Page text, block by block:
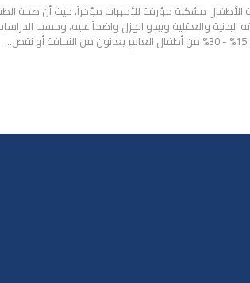
الأطفال مشكلة مؤرقة للأمهات مؤخراً، حيث أن صحة
البدنية والعقلية ويبدو الهزل واضحاً عليه، وحسب